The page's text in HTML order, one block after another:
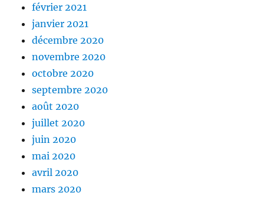
février 2021
janvier 2021
décembre 2020
novembre 2020
octobre 2020
septembre 2020
août 2020
juillet 2020
juin 2020
mai 2020
avril 2020
mars 2020